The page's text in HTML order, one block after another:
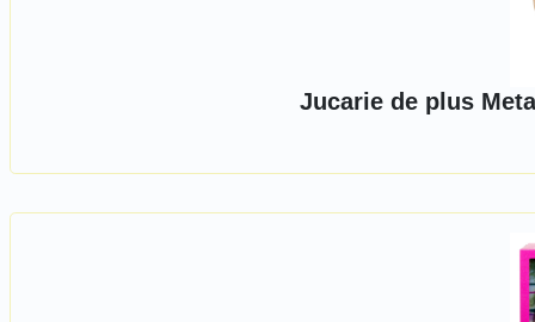
Jucarie de plus